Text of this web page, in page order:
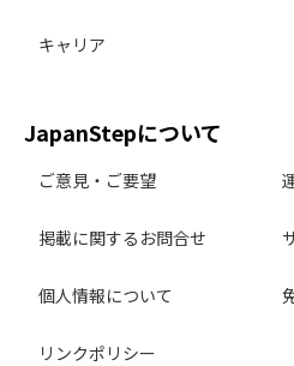
キャリア
JapanStepについて
ご意見・ご要望
掲載に関するお問合せ
個人情報について
リンクポリシー